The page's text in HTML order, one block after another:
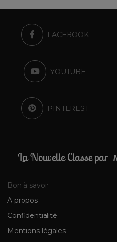
FACEBOOK
YOUTUBE
PINTEREST
La Nouvelle Classe par
Bon à savoir
A propos
Confidentialité
Mentions légales